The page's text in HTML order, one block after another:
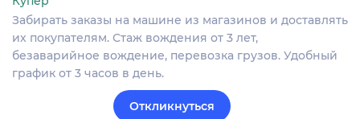
Забирать заказы на машине из магазинов и доставлять
их покупателям. Стаж вождения от 3 лет,
безаварийное вождение, перевозка грузов. Удобный
график от 3 часов в день.
Откликнуться